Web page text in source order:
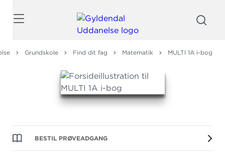
Grundskole Find dit fag Matematik MULTI 1A i-bog
BESTIL PRØVEADGANG